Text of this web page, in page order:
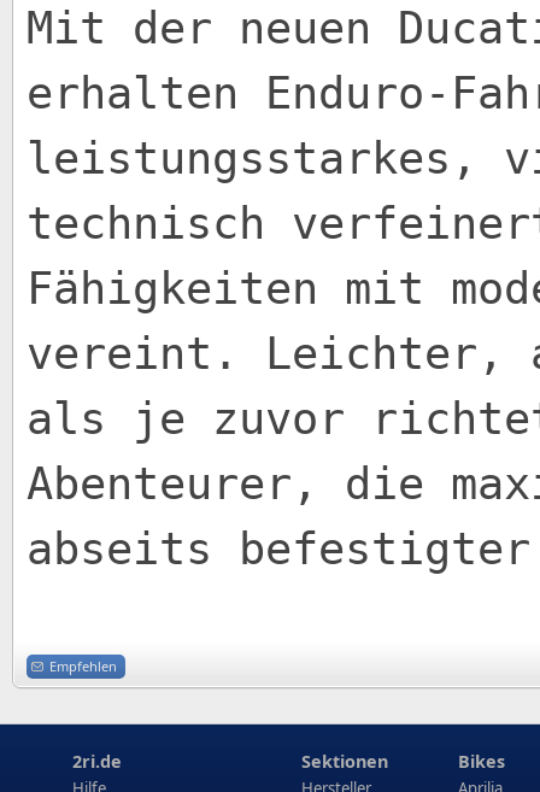
Mit der neuen
erhalten Enduro-
leistungsstarkes,
technisch
Fähigkeiten mit
vereint. Leichter,
als je zuvor
Abenteurer, die
abseits befestigter
Empfehlen
2ri.de Sektionen Bikes